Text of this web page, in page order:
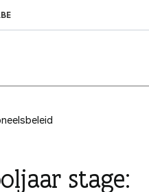
stage: